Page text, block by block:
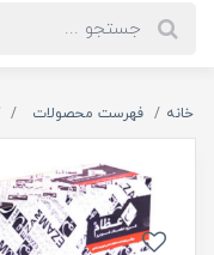
خانه فهرست محصولات